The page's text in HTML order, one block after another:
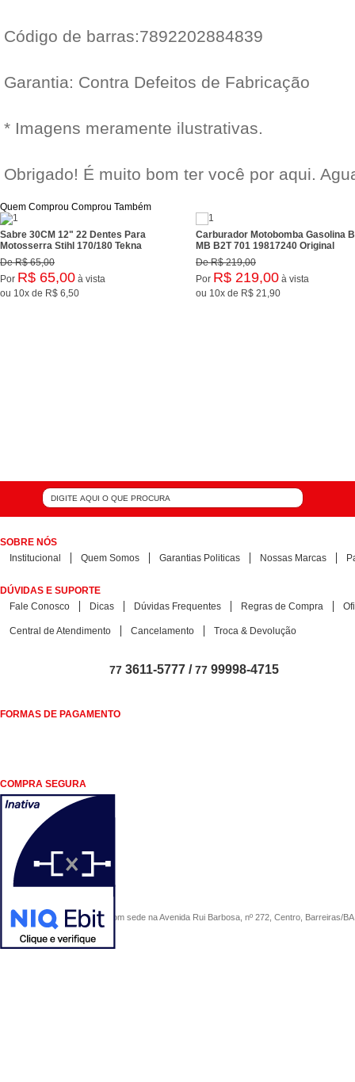
Código de barras:7892202884839
Garantia: Contra Defeitos de Fabricação
* Imagens meramente ilustrativas.
Obrigado! É muito bom ter você por aqui.
Quem Comprou Comprou Também
Sabre 30CM 12" 22 Dentes Para
Motosserra Stihl 170/180 Tekna
DeR$ 65,00
Por R$ 65,00 à vista
ou 10x de R$ 6,50
Carburador Motobomba Gasolina
MB B2T 701 19817240 Original
DeR$ 219,00
Por R$ 219,00 à vista
ou 10x de R$ 21,90
SOBRE NÓS
Institucional
Quem Somos Garantias Politicas Nossas Marcas
DÚVIDAS E SUPORTE
Fale Conosco
Dicas Dúvidas Frequentes Regras de Compra
Central de Atendimento Cancelamento Troca & Devolução
77 3611-5777 /77 99998-4715
FORMAS DE PAGAMENTO
COMPRA SEGURA
COMERCIAL SÃO PAULO, com sede na Avenida Rui Barbosa, nº 272, Centro, Barreiras/